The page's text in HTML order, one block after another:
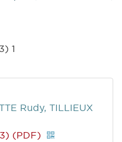
1
Rudy, TILLIEUX
(PDF)